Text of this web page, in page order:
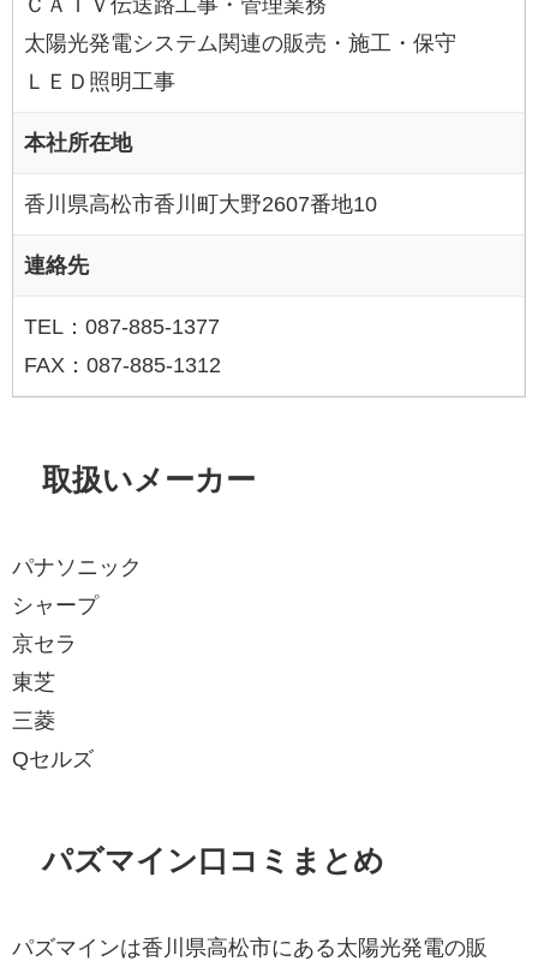
ＣＡＴＶ伝送路工事・管理業務
太陽光発電システム関連の販売・施工・保守
ＬＥＤ照明工事
本社所在地
香川県高松市香川町大野2607番地10
連絡先
TEL：087-885-1377
FAX：087-885-1312
取扱いメーカー
パナソニック
シャープ
京セラ
東芝
三菱
Qセルズ
パズマイン口コミまとめ
パズマインは香川県高松市にある太陽光発電の販